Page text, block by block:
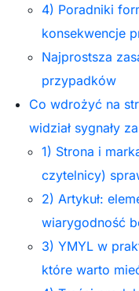
4) Poradniki
konsekwencje
Najprostsza
przypadków
Co wdrożyć na
widział sygnały
1) Strona i
czytelnicy)
2) Artykuł:
wiarygodność
3) YMYL w
które warto